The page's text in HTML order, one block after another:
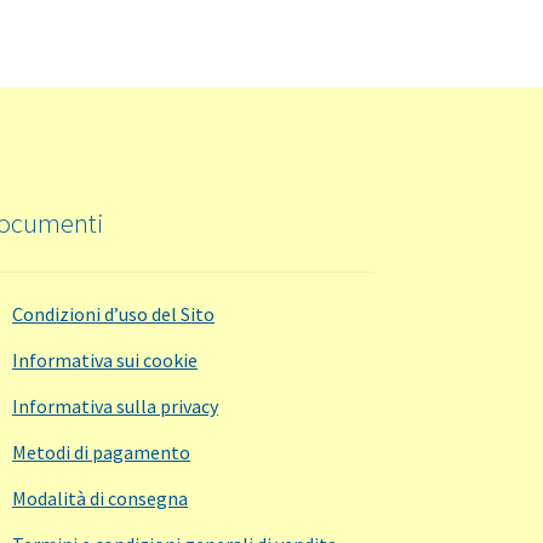
Condizioni d’uso del Sito
Informativa sui cookie
Informativa sulla privacy
Metodi di pagamento
Modalità di consegna